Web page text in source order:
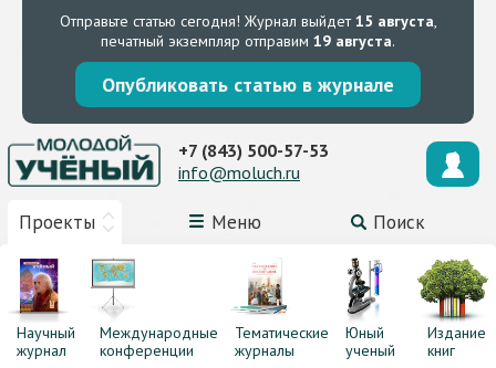
Отправьте статью сегодня! Журнал выйдет15 августа,
печатный экземпляр отправим 19 августа.
Опубликовать статью в журнале
Проекты Меню Поиск
+7 (843) 500-57-53
info@moluch.ru
Научный
журнал
Международные
конференции
Тематические
журналы
Юный
ученый
Издание
книг